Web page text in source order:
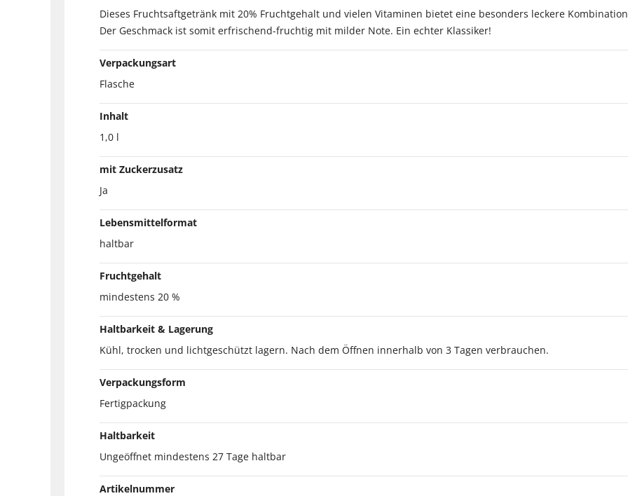
Dieses Fruchtsaftgetränk mit 20% Fruchtgehalt und vielen Vitaminen bietet eine besonders leckere
Der Geschmack ist somit erfrischend-fruchtig mit milder Note. Ein echter Klassiker!
Verpackungsart
Flasche
Inhalt
1,0 l
mit Zuckerzusatz
Ja
Lebensmittelformat
haltbar
Fruchtgehalt
mindestens 20 %
Haltbarkeit & Lagerung
Kühl, trocken und lichtgeschützt lagern. Nach dem Öffnen innerhalb von 3 Tagen verbrauchen.
Verpackungsform
Fertigpackung
Haltbarkeit
Ungeöffnet mindestens 27 Tage haltbar
Artikelnummer